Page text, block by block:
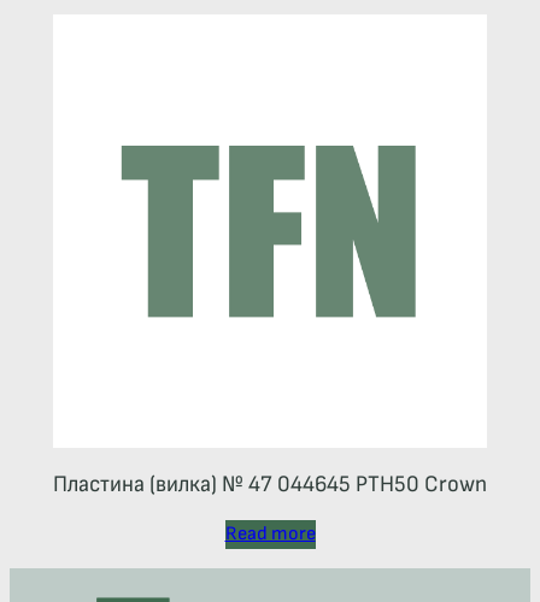
Пластина (вилка) № 47 044645 РТН50 Crown
Read more